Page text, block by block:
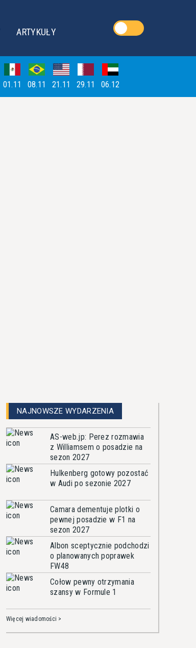
ARTYKUŁY
01.11 08.11 21.11 29.11 06.12
NAJNOWSZE WYDARZENIA
AS-web.jp: Perez rozmawia
z Williamsem o posadzie na
sezon 2027
Hulkenberg gotowy pozostać
w Audi po sezonie 2027
Camara dementuje plotki o
pewnej posadzie w F1 na
sezon 2027
Albon sceptycznie podchodzi
o planowanych poprawek
FW48
Cołow pewny otrzymania
szansy w Formule 1
Więcej wiadomości >